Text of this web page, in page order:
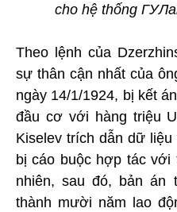
cho hệ thống
Theo lệnh của
sự thân cận nhất của
ngày 14/1/1924, bị kết
đầu cơ với hàng triệu
Kiselev trích dẫn dữ
bị cáo buộc hợp tác với
nhiên, sau đó, bản án
thành mười năm lao